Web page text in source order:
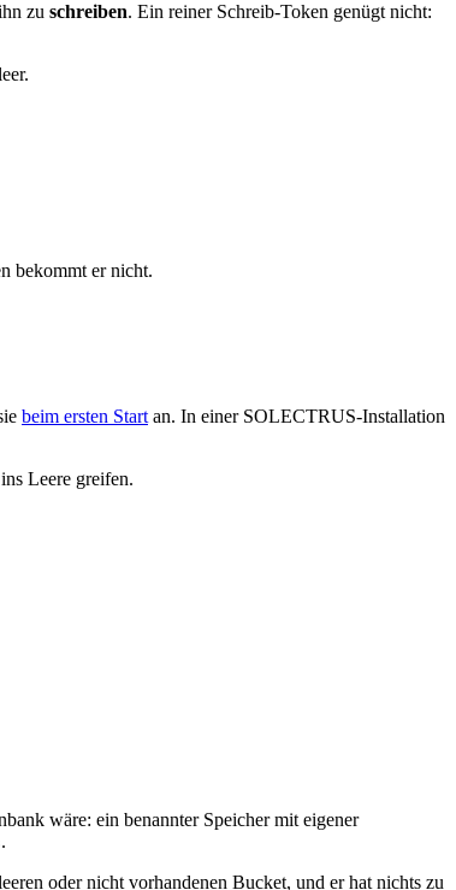
zu schreiben. Ein reiner Schreib-Token genügt nicht:
bekommt er nicht.
beim ersten Start an. In einer SOLECTRUS-Installation
Leere greifen.
wäre: ein benannter Speicher mit eigener
.
oder nicht vorhandenen Bucket, und er hat nichts zu